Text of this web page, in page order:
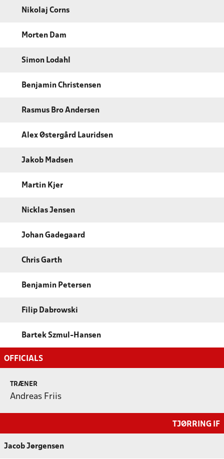
Nikolaj Corns
Morten Dam
Simon Lodahl
Benjamin Christensen
Rasmus Bro Andersen
Alex Østergård Lauridsen
Jakob Madsen
Martin Kjer
Nicklas Jensen
Johan Gadegaard
Chris Garth
Benjamin Petersen
Filip Dabrowski
Bartek Szmul-Hansen
OFFICIALS
TRÆNER
Andreas Friis
TJØRRING IF
Jacob Jørgensen